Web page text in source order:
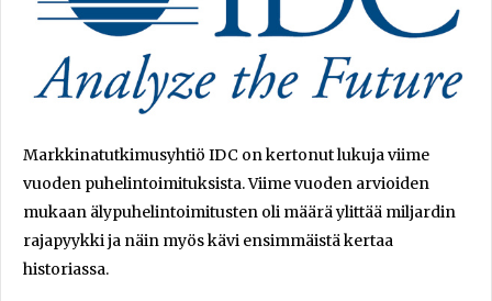
Markkinatutkimusyhtiö IDC on kertonut lukuja viime
vuoden puhelintoimituksista. Viime vuoden arvioiden
mukaan älypuhelintoimitusten oli määrä ylittää miljardin
rajapyykki ja näin myös kävi ensimmäistä kertaa
historiassa.